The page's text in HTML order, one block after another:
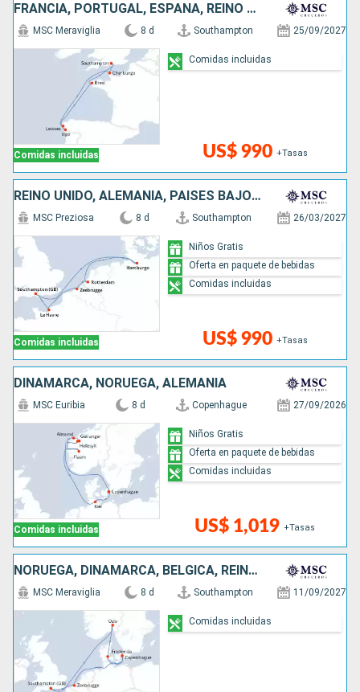
FRANCIA, PORTUGAL, ESPAÑA, REINO UNIDO
Comidas incluidas
MSC Meraviglia 8 d Southampton 25/09/2027
US$ 990 +Tasas
Comidas incluidas
REINO UNIDO, ALEMANIA, PAISES BAJOS, BÉLGICA, FRANCIA
Comidas incluidas
MSC Preziosa 8 d Southampton 26/03/2027
US$ 990 +Tasas
Niños Gratis
Oferta en paquete de bebidas
Comidas incluidas
DINAMARCA, NORUEGA, ALEMANIA
Comidas incluidas
MSC Euribia 8 d Copenhague 27/09/2026
US$ 1,019 +Tasas
Niños Gratis
Oferta en paquete de bebidas
Comidas incluidas
NORUEGA, DINAMARCA, BÉLGICA, REINO UNIDO
MSC Meraviglia 8 d Southampton 11/09/2027
Comidas incluidas